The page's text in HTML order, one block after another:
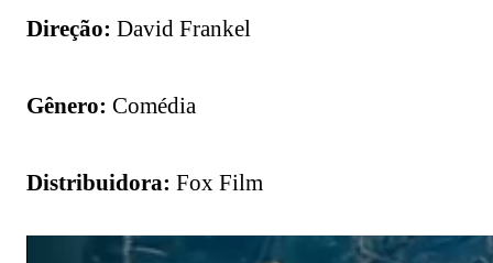
Direção: David Frankel
Gênero: Comédia
Distribuidora: Fox Film